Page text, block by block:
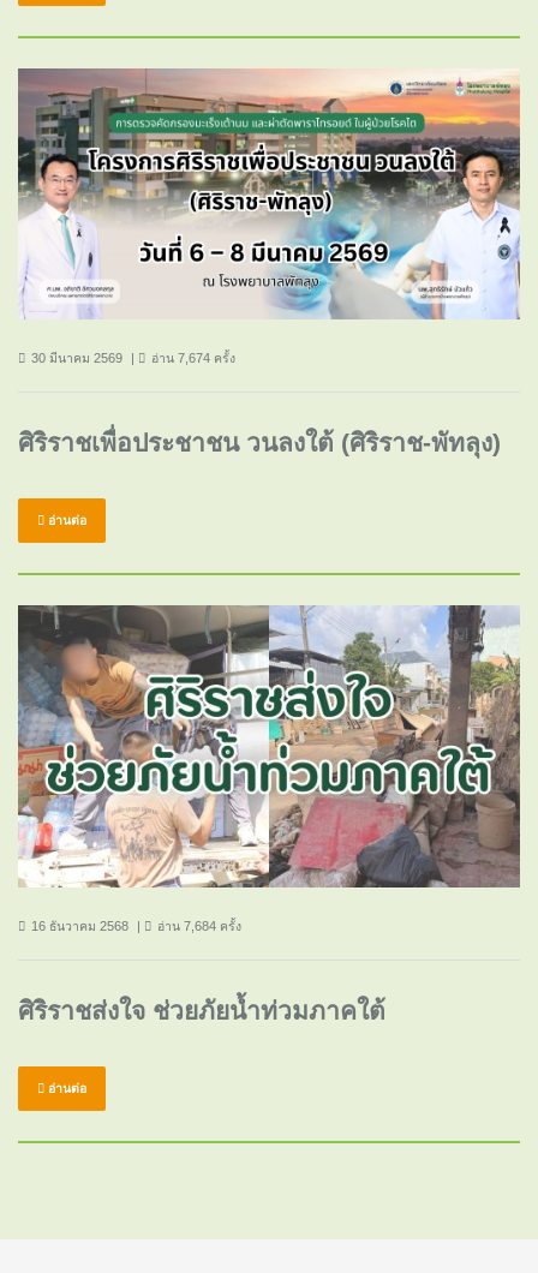
30 มีนาคม 2569 อ่าน 7,674 ครั้ง
ศิริราชเพื่อประชาชน วนลงใต้ (ศิริราช-พัทลุง)
อ่านต่อ
16 ธันวาคม 2568 อ่าน 7,684 ครั้ง
ศิริราชส่งใจ ช่วยภัยน้ำท่วมภาคใต้
อ่านต่อ